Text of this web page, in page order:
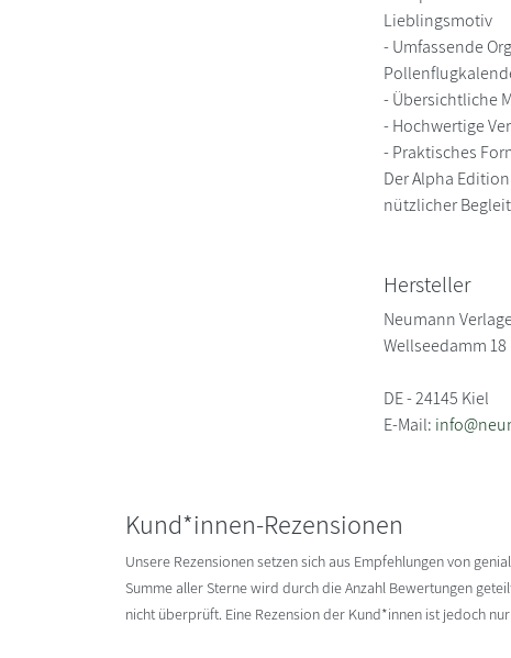
Lieblingsmotiv
- Umfassende
- Übersichtliche
- Hochwertige
- Praktisches
Der Alpha
nützlicher
Hersteller
Neumann
Wellseedamm 18
DE - 24145 Kiel
E-Mail:
Kund*innen-Rezensionen
Unsere Rezensionen setzen sich aus Empfehlungen von
Summe aller Sterne wird durch die Anzahl Bewertungen
nicht überprüft. Eine Rezension der Kund*innen ist jedoch